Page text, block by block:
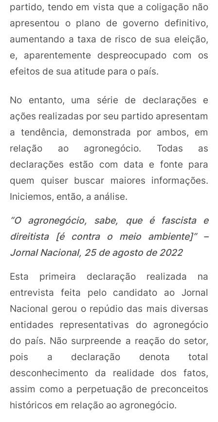
partido, tendo em vista que a coligação não
apresentou o plano de governo definitivo,
aumentando a taxa de risco de sua eleição,
e, aparentemente despreocupado com os
efeitos de sua atitude para o país.
No entanto, uma série de declarações e
ações realizadas por seu partido apresentam
a tendência, demonstrada por ambos, em
relação ao agronegócio. Todas as
declarações estão com data e fonte para
quem quiser buscar maiores informações.
Iniciemos, então, a análise.
“O agronegócio, sabe, que é fascista e
direitista [é contra o meio ambiente]” –
Jornal Nacional, 25 de agosto de 2022
Esta primeira declaração realizada na
entrevista feita pelo candidato ao Jornal
Nacional gerou o repúdio das mais diversas
entidades representativas do agronegócio
do país. Não surpreende a reação do setor,
pois a declaração denota total
desconhecimento da realidade dos fatos,
assim como a perpetuação de preconceitos
históricos em relação ao agronegócio.